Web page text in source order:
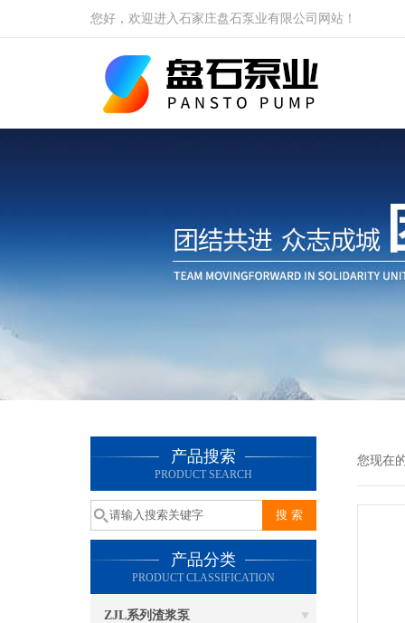
您好，欢迎进入石家庄盘石泵业有限公司网站！
产品搜索
PRODUCT SEARCH
产品分类
PRODUCT CLASSIFICATION
ZJL系列渣浆泵
您现在